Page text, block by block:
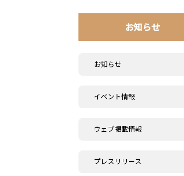
お知らせ
お知らせ
イベント情報
ウェブ掲載情報
プレスリリース